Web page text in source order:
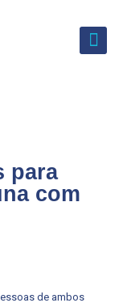
para
com
de ambos